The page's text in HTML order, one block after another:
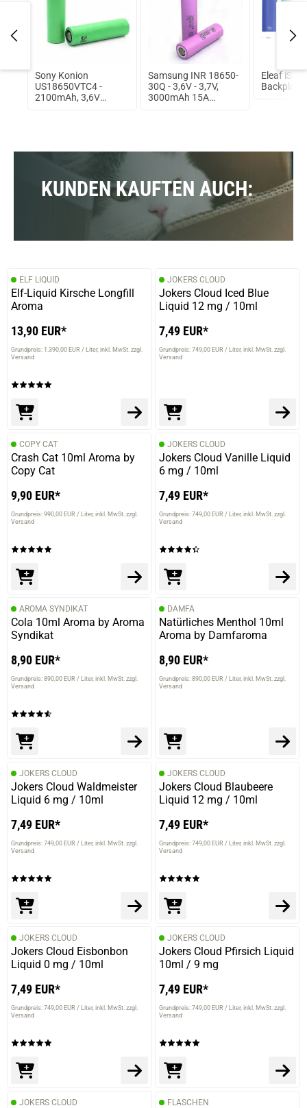
Sony Konion
US18650VTC4 -
2100mAh, 3,6V
Samsung INR 18650-
30Q - 3,6V - 3,7V,
3000mAh 15A
Eleaf
KUNDEN KAUFTEN AUCH:
ELF LIQUID
Elf-Liquid Kirsche Longfill
Aroma
13,90 EUR*
Grundpreis: 1.390,00 EUR / Liter inkl. MwSt. zzgl.
Versand
JOKERS CLOUD
Jokers Cloud Iced Blue
Liquid 12 mg / 10ml
7,49 EUR*
Grundpreis: 749,00 EUR / Liter inkl. MwSt. zzgl.
Versand
COPY CAT
Crash Cat 10ml Aroma by
Copy Cat
9,90 EUR*
Grundpreis: 990,00 EUR / Liter inkl. MwSt. zzgl.
Versand
JOKERS CLOUD
Jokers Cloud Vanille Liquid
6 mg / 10ml
7,49 EUR*
Grundpreis: 749,00 EUR / Liter inkl. MwSt. zzgl.
Versand
AROMA SYNDIKAT
Cola 10ml Aroma by Aroma
Syndikat
8,90 EUR*
Grundpreis: 890,00 EUR / Liter inkl. MwSt. zzgl.
Versand
DAMFA
Natürliches Menthol 10ml
Aroma by Damfaroma
8,90 EUR*
Grundpreis: 890,00 EUR / Liter inkl. MwSt. zzgl.
Versand
JOKERS CLOUD
Jokers Cloud Waldmeister
Liquid 6 mg / 10ml
7,49 EUR*
Grundpreis: 749,00 EUR / Liter inkl. MwSt. zzgl.
Versand
JOKERS CLOUD
Jokers Cloud Blaubeere
Liquid 12 mg / 10ml
7,49 EUR*
Grundpreis: 749,00 EUR / Liter inkl. MwSt. zzgl.
Versand
JOKERS CLOUD
Jokers Cloud Eisbonbon
Liquid 0 mg / 10ml
7,49 EUR*
Grundpreis: 749,00 EUR / Liter inkl. MwSt. zzgl.
Versand
JOKERS CLOUD
Jokers Cloud Pfirsich Liquid
10ml / 9 mg
7,49 EUR*
Grundpreis: 749,00 EUR / Liter inkl. MwSt. zzgl.
Versand
JOKERS CLOUD FLASCHEN